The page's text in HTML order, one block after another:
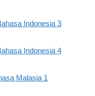
Indonesia 3
Indonesia 4
Malasia 1